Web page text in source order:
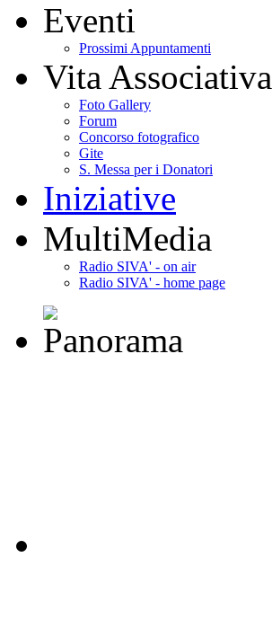
Eventi
Prossimi Appuntamenti
Vita Associativa
Foto Gallery
Forum
Concorso fotografico
Gite
S. Messa per i Donatori
Iniziative
MultiMedia
Radio SIVA' - on air
Radio SIVA' - home page